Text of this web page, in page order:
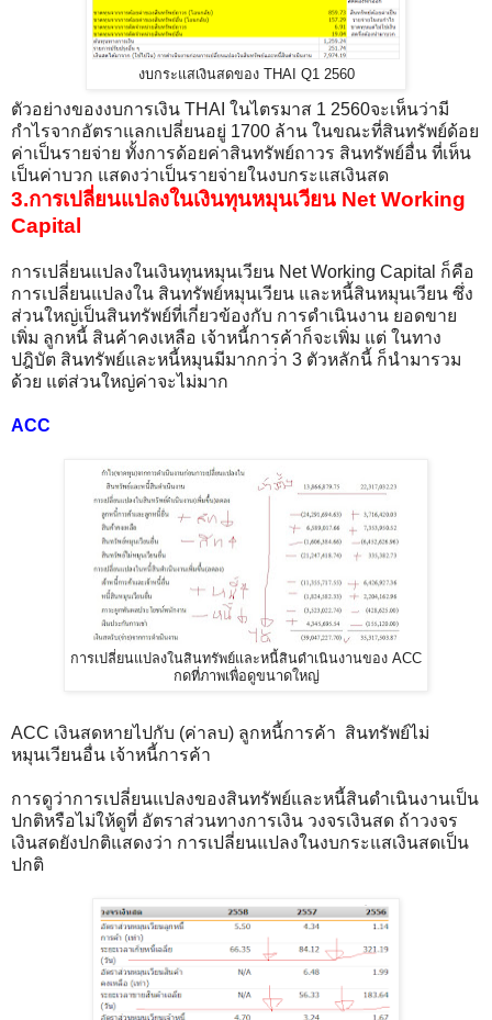
งบกระแสเงินสดของ THAI Q1 2560
ตัวอย่างของงบการเงิน THAI ในไตรมาส 1 2560จะเห็นว่ามี
กำไรจากอัตราแลกเปลี่ยนอยู่ 1700 ล้าน ในขณะที่สินทรัพย์ด้อย
ค่าเป็นรายจ่าย ทั้งการด้อยค่าสินทรัพย์ถาวร สินทรัพย์อื่น ที่เห็น
เป็นค่าบวก แสดงว่าเป็นรายจ่ายในงบกระแสเงินสด
3.การเปลี่ยนแปลงในเงินทุนหมุนเวียน Net Working
Capital
การเปลี่ยนแปลงในเงินทุนหมุนเวียน Net Working Capital ก็คือ
การเปลี่ยนแปลงใน สินทรัพย์หมุนเวียน และหนี้สินหมุนเวียน ซึ่ง
ส่วนใหญ่เป็นสินทรัพย์ที่เกี่ยวข้องกับ การดำเนินงาน ยอดขาย
เพิ่ม ลูกหนี้ สินค้าคงเหลือ เจ้าหนี้การค้าก็จะเพิ่ม แต่ ในทาง
ปฎิบัต สินทรัพย์และหนี้หมุนมีมากกว่่า 3 ตัวหลักนี้ ก็นำมารวม
ด้วย แต่ส่วนใหญ่ค่าจะไม่มาก
ACC
การเปลี่ยนแปลงในสินทรัพย์และหนี้สินดำเนินงานของ ACC
กดที่ภาพเพื่อดูขนาดใหญ่
ACC เงินสดหายไปกับ (ค่าลบ) ลูกหนี้การค้า สินทรัพย์ไม่
หมุนเวียนอื่น เจ้าหนี้การค้า
การดูว่าการเปลี่ยนแปลงของสินทรัพย์และหนี้สินดำเนินงานเป็น
ปกติหรือไม่ให้ดูที่ อัตราส่วนทางการเงิน วงจรเงินสด ถ้าวงจร
เงินสดยังปกติแสดงว่า การเปลี่ยนแปลงในงบกระแสเงินสดเป็น
ปกติ